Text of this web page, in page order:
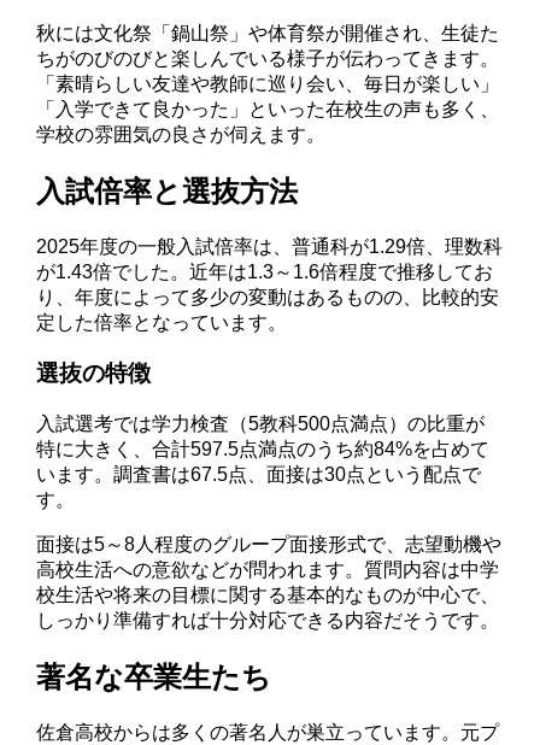
秋には文化祭「鍋山祭」や体育祭が開催され、生徒た
ちがのびのびと楽しんでいる様子が伝わってきます。
「素晴らしい友達や教師に巡り会い、毎日が楽しい」
「入学できて良かった」といった在校生の声も多く、
学校の雰囲気の良さが伺えます。
入試倍率と選抜方法
2025年度の一般入試倍率は、普通科が1.29倍、理数科
が1.43倍でした。近年は1.3～1.6倍程度で推移してお
り、年度によって多少の変動はあるものの、比較的安
定した倍率となっています。
選抜の特徴
入試選考では学力検査（5教科500点満点）の比重が
特に大きく、合計597.5点満点のうち約84%を占めて
います。調査書は67.5点、面接は30点という配点で
す。
面接は5～8人程度のグループ面接形式で、志望動機や
高校生活への意欲などが問われます。質問内容は中学
校生活や将来の目標に関する基本的なものが中心で、
しっかり準備すれば十分対応できる内容だそうです。
著名な卒業生たち
佐倉高校からは多くの著名人が巣立っています。元プ